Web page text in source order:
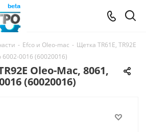
- Efco и Oleo-mac - Щетка TR61E, TR92E
0016 (60020016)
Oleo-Мac, 8061,
(60020016)